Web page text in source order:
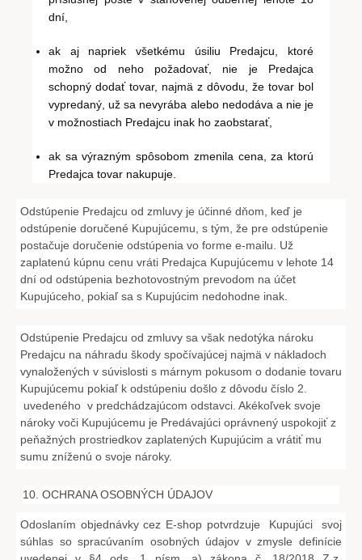
dní,
ak aj napriek všetkému úsiliu Predajcu, ktoré
možno od neho požadovať, nie je Predajca
schopný dodať tovar, najmä z dôvodu, že tovar bol
vypredaný, už sa nevyrába alebo nedodáva a nie je
v možnostiach Predajcu inak ho zaobstarať,
ak sa výrazným spôsobom zmenila cena, za ktorú
Predajca tovar nakupuje.
Odstúpenie Predajcu od zmluvy je účinné dňom, keď je
odstúpenie doručené Kupujúcemu, s tým, že pre odstúpenie
postačuje doručenie odstúpenia vo forme e-mailu. Už
zaplatenú kúpnu cenu vráti Predajca Kupujúcemu v lehote 14
dní od odstúpenia bezhotovostným prevodom na účet
Kupujúceho, pokiaľ sa s Kupujúcim nedohodne inak.
Odstúpenie Predajcu od zmluvy sa však nedotýka nároku
Predajcu na náhradu škody spočívajúcej najmä v nákladoch
vynaložených v súvislosti s márnym pokusom o dodanie tovaru
Kupujúcemu pokiaľ k odstúpeniu došlo z dôvodu číslo 2.
uvedeného v predchádzajúcom odstavci. Akékoľvek svoje
nároky voči Kupujúcemu je Predávajúci oprávnený uspokojiť z
peňažných prostriedkov zaplatených Kupujúcim a vrátiť mu
sumu zníženú o svoje nároky.
10. OCHRANA OSOBNÝCH ÚDAJOV
Odoslaním objednávky cez E-shop potvrdzuje Kupujúci svoj
súhlas so spracúvaním osobných údajov v zmysle definície